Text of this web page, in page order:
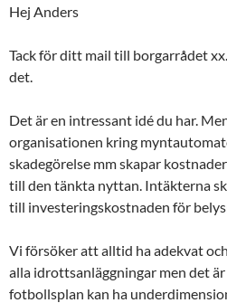
Hej Anders
Tack för ditt mail till borgarrådet
det.
Det är en intressant idé du har.
organisationen kring
skadegörelse mm skapar
till den tänkta nyttan. Intäkterna
till investeringskostnaden för
Vi försöker att alltid ha adekvat
alla idrottsanläggningar men det
fotbollsplan kan ha